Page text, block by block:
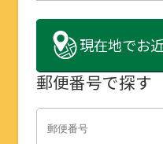
現在地でお
郵便番号で探す